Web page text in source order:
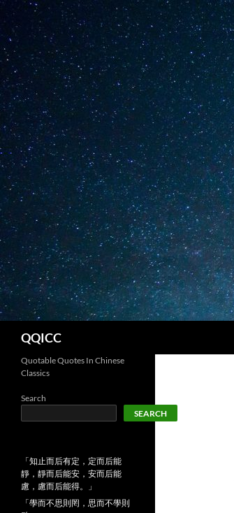
QQICC
Quotable Quotes In Chinese
Classics
Search
SEARCH
「知止而后有定，定而后能
靜，靜而后能安，安而后能
慮，慮而后能得。」
「學而不思則罔，思而不學則